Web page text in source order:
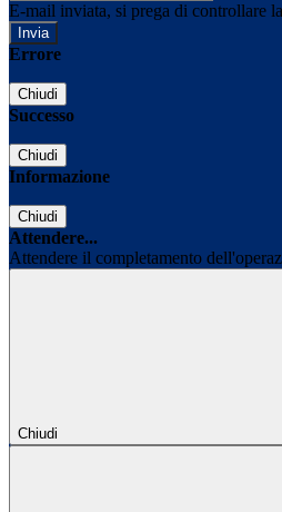
E-mail inviata, si prega di controllare
Errore
Chiudi
Successo
Chiudi
Informazione
Chiudi
Attendere...
Attendere il completamento
Chiudi